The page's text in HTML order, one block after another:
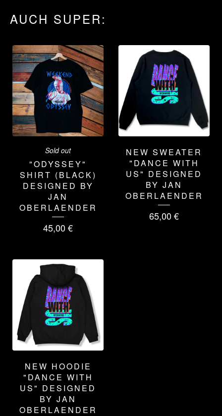
AUCH SUPER:
Sold out
"ODYSSEY"
SHIRT (BLACK)
DESIGNED BY
JAN
OBERLAENDER
45,00€
NEW SWEATER
"DANCE WITH
US" DESIGNED
BY JAN
OBERLAENDER
65,00€
NEW HOODIE
"DANCE WITH
US" DESIGNED
BY JAN
OBERLAENDER